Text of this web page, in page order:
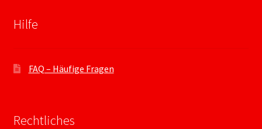
Hilfe
FAQ – Häufige Fragen
Rechtliches